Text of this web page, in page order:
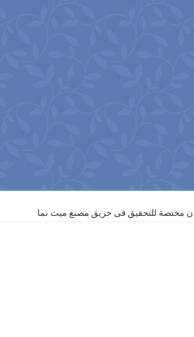
مختصة للتحقيق فى حريق مصنع ميت نما